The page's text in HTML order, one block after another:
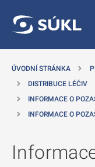
ÚVODNÍ STRÁNKA
DISTRIBUCE LÉČIV
INFORMACE O
INFORMACE O